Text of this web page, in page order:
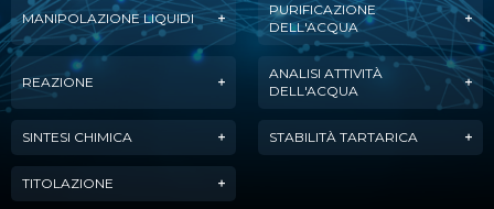
MANIPOLAZIONE LIQUIDI
PURIFICAZIONE
DELL'ACQUA
REAZIONE
ANALISI ATTIVITÀ
DELL'ACQUA
SINTESI CHIMICA STABILITÀ TARTARICA
TITOLAZIONE